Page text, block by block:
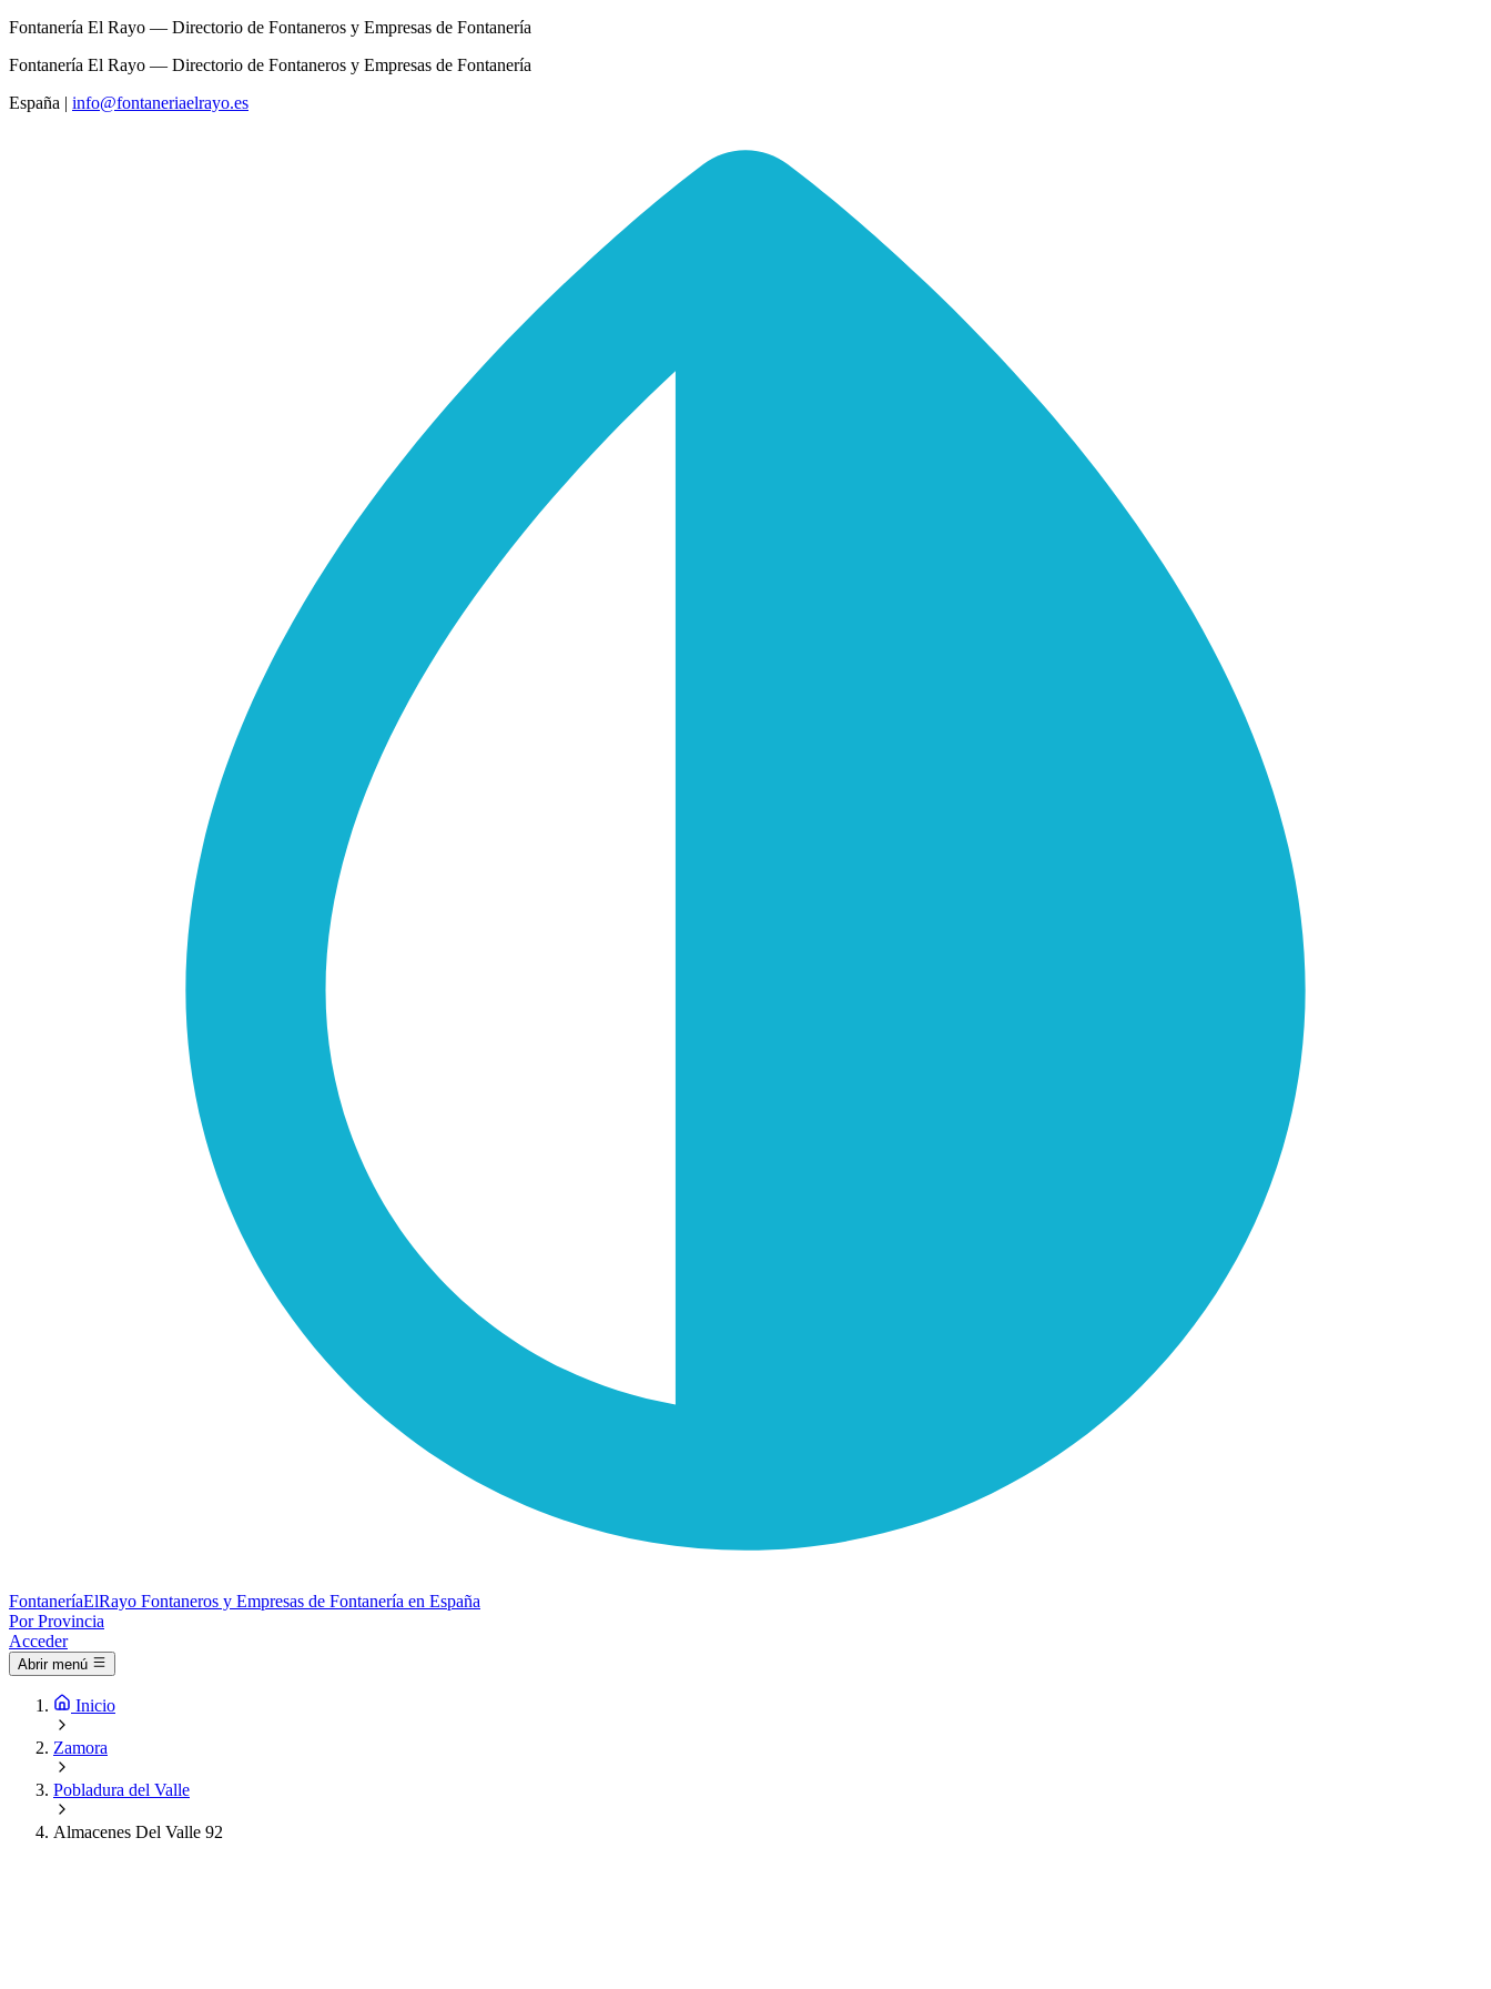
Fontanería El Rayo — Directorio de Fontaneros y Empresas de Fontanería
Fontanería El Rayo — Directorio de Fontaneros y Empresas de Fontanería
España | info@fontaneriaelrayo.es
FontaneríaElRayo Fontaneros y Empresas de Fontanería en España
Por Provincia
Acceder
Abrir menú
Inicio
Zamora
Pobladura del Valle
Almacenes Del Valle 92